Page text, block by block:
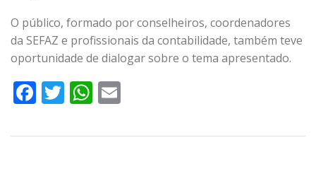
O público, formado por conselheiros, coordenadores
da SEFAZ e profissionais da contabilidade, também teve
oportunidade de dialogar sobre o tema apresentado.
Facebook
TwitterWhatsApp